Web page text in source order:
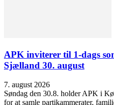
APK inviterer til 1-dags
Sjælland 30. august
7. august 2026
Søndag den 30.8. holder APK i
for at samle partikammerater,